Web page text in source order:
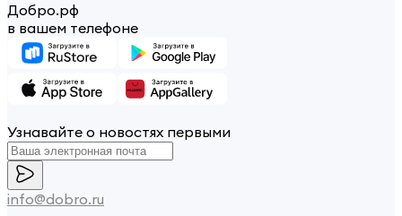
Добро.рф
в вашем телефоне
Узнавайте о новостях первыми
info@dobro.ru